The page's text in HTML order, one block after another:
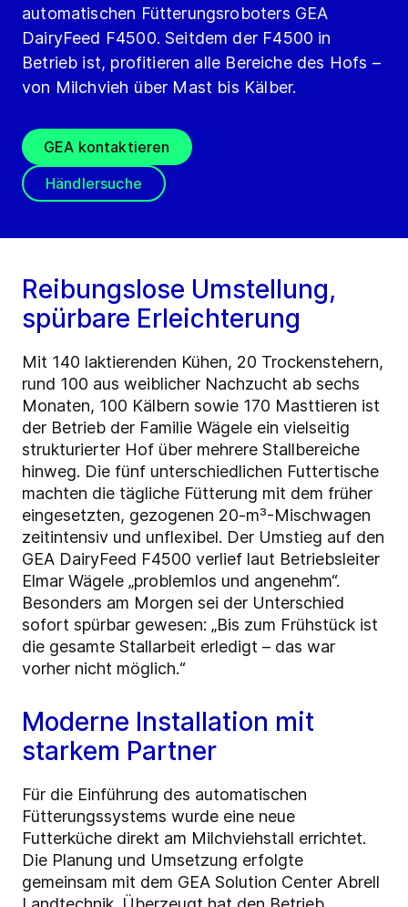
automatischen Fütterungsroboters GEA
DairyFeed F4500. Seitdem der F4500 in
Betrieb ist, profitieren alle Bereiche des Hofs –
von Milchvieh über Mast bis Kälber.
GEA kontaktieren
Händlersuche
Reibungslose Umstellung,
spürbare Erleichterung
Mit 140 laktierenden Kühen, 20 Trockenstehern,
rund 100 aus weiblicher Nachzucht ab sechs
Monaten, 100 Kälbern sowie 170 Masttieren ist
der Betrieb der Familie Wägele ein vielseitig
strukturierter Hof über mehrere Stallbereiche
hinweg. Die fünf unterschiedlichen Futtertische
machten die tägliche Fütterung mit dem früher
eingesetzten, gezogenen 20-m³-Mischwagen
zeitintensiv und unflexibel. Der Umstieg auf den
GEA DairyFeed F4500 verlief laut Betriebsleiter
Elmar Wägele „problemlos und angenehm“.
Besonders am Morgen sei der Unterschied
sofort spürbar gewesen: „Bis zum Frühstück ist
die gesamte Stallarbeit erledigt – das war
vorher nicht möglich.“
Moderne Installation mit
starkem Partner
Für die Einführung des automatischen
Fütterungssystems wurde eine neue
Futterküche direkt am Milchviehstall errichtet.
Die Planung und Umsetzung erfolgte
gemeinsam mit dem GEA Solution Center Abrell